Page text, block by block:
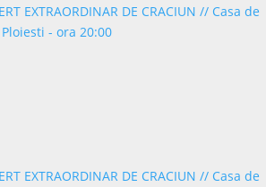
EXTRAORDINAR DE CRACIUN // Casa de
- ora 20:00
EXTRAORDINAR DE CRACIUN // Casa de